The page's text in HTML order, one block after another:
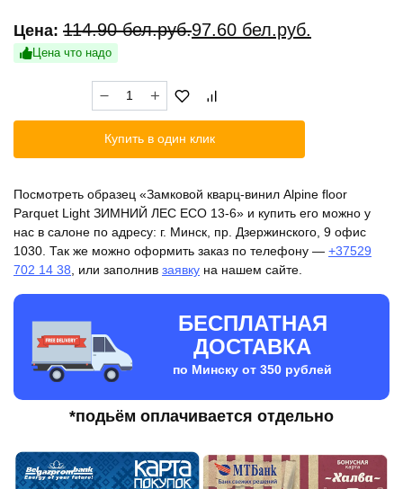
Цена: 114.90бел.руб.
Первоначальная
цена
составляла
114.90 бел.руб..
97.60 бел.руб.
Текущая
цена:
97.60 бел.руб..
Цена что надо
Количество
товара
кварц-
floor
Parquet
Light
ЗИМНИЙ
ЛЕС
ЕСО
6
Купить в один клик
Посмотреть образец «Замковой кварц-винил Alpine floor
Parquet Light ЗИМНИЙ ЛЕС ЕСО 13-6» и купить его можно у
нас в салоне по адресу: г. Минск, пр. Дзержинского, 9 офис
1030. Так же можно оформить заказ по телефону — +37529
702 14 38 , или заполнив заявку на нашем сайте.
БЕСПЛАТНАЯ
ДОСТАВКА
по Минску от 350 рублей
*подьём оплачивается отдельно